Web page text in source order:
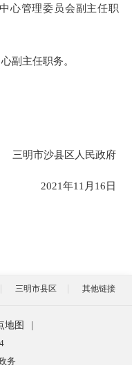
管理委员会副主任职
副主任职务。
三明市沙县区人民政府
2021年11月16日
三明市县区 其他链接
地图
务